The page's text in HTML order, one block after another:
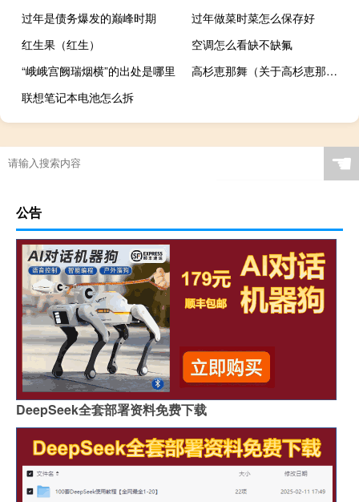
过年是债务爆发的巅峰时期
过年做菜时菜怎么保存好
红生果（红生）
空调怎么看缺不缺氟
“峨峨宫阙瑞烟横”的出处是哪里
高杉恵那舞（关于高杉恵那舞的介绍）
联想笔记本电池怎么拆
☚
公告
DeepSeek全套部署资料免费下载